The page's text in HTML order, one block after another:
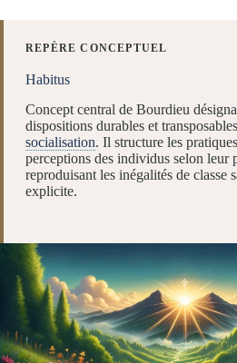
REPÈRE CONCEPTUEL
Habitus
Concept central de Bourdieu
dispositions durables et
socialisation. Il structure les
perceptions des individus selon leur
reproduisant les inégalités de classe
explicite.